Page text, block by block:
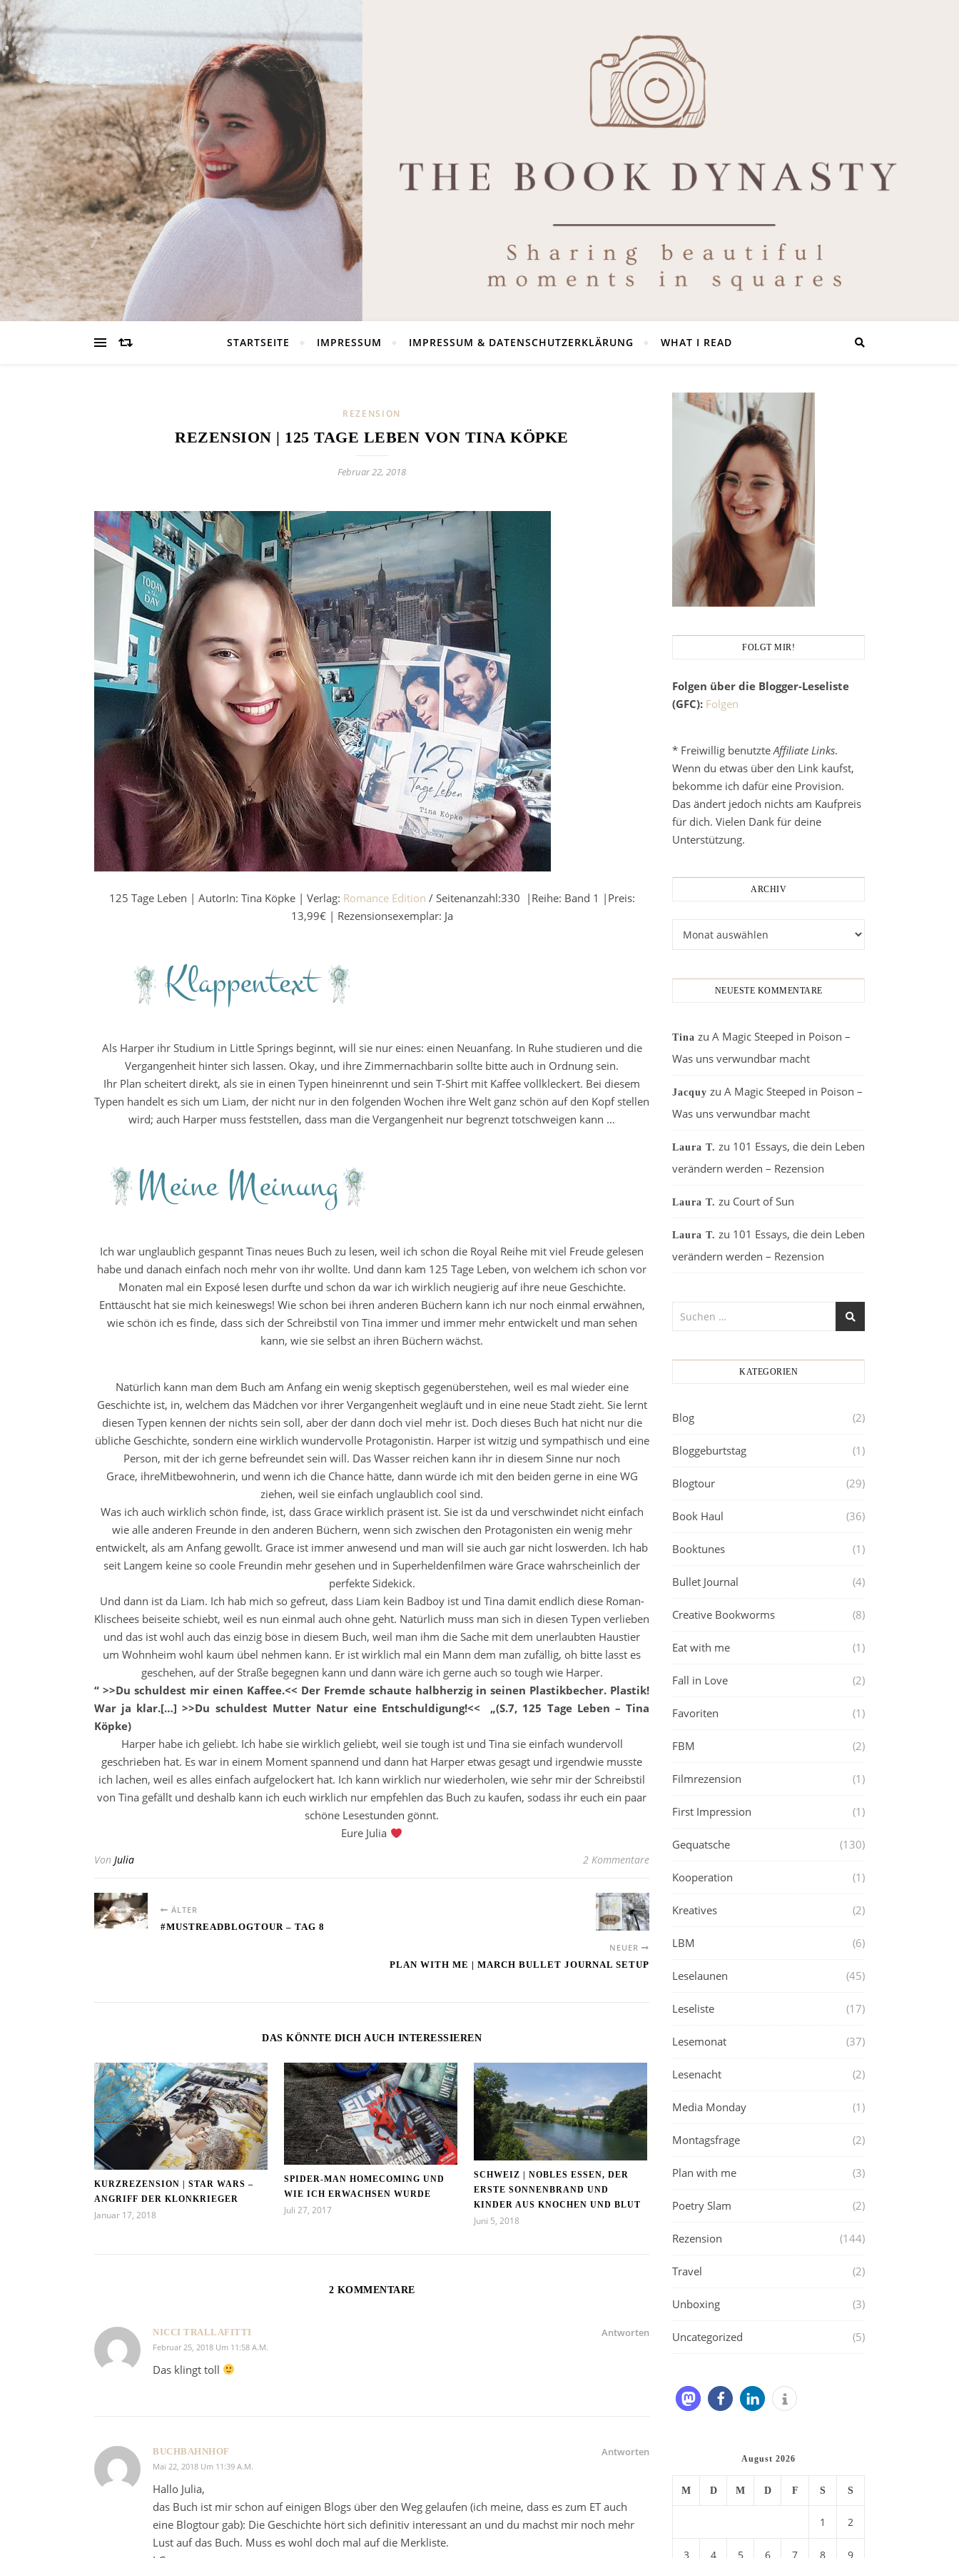
STARTSEITE IMPRESSUM IMPRESSUM & DATENSCHUTZERKLÄRUNG WHAT I READ
REZENSION
REZENSION | 125 TAGE LEBEN VON TINA KÖPKE
Februar 22, 2018
125 Tage Leben | AutorIn: Tina Köpke | Verlag: Romance Edition / Seitenanzahl:330 |Reihe: Band 1 |Preis:
13,99€ | Rezensionsexemplar: Ja
Als Harper ihr Studium in Little Springs beginnt, will sie nur eines: einen Neuanfang. In Ruhe studieren und die
Vergangenheit hinter sich lassen. Okay, und ihre Zimmernachbarin sollte bitte auch in Ordnung sein.
Ihr Plan scheitert direkt, als sie in einen Typen hineinrennt und sein T-Shirt mit Kaffee vollkleckert. Bei diesem
Typen handelt es sich um Liam, der nicht nur in den folgenden Wochen ihre Welt ganz schön auf den Kopf stellen
wird; auch Harper muss feststellen, dass man die Vergangenheit nur begrenzt totschweigen kann …
Ich war unglaublich gespannt Tinas neues Buch zu lesen, weil ich schon die Royal Reihe mit viel Freude gelesen
habe und danach einfach noch mehr von ihr wollte. Und dann kam 125 Tage Leben, von welchem ich schon vor
Monaten mal ein Exposé lesen durfte und schon da war ich wirklich neugierig auf ihre neue Geschichte.
Enttäuscht hat sie mich keineswegs! Wie schon bei ihren anderen Büchern kann ich nur noch einmal erwähnen,
wie schön ich es finde, dass sich der Schreibstil von Tina immer und immer mehr entwickelt und man sehen
kann, wie sie selbst an ihren Büchern wächst.
Natürlich kann man dem Buch am Anfang ein wenig skeptisch gegenüberstehen, weil es mal wieder eine
Geschichte ist, in, welchem das Mädchen vor ihrer Vergangenheit wegläuft und in eine neue Stadt zieht. Sie lernt
diesen Typen kennen der nichts sein soll, aber der dann doch viel mehr ist. Doch dieses Buch hat nicht nur die
übliche Geschichte, sondern eine wirklich wundervolle Protagonistin. Harper ist witzig und sympathisch und eine
Person, mit der ich gerne befreundet sein will. Das Wasser reichen kann ihr in diesem Sinne nur noch
Grace, ihreMitbewohnerin, und wenn ich die Chance hätte, dann würde ich mit den beiden gerne in eine WG
ziehen, weil sie einfach unglaublich cool sind.
Was ich auch wirklich schön finde, ist, dass Grace wirklich präsent ist. Sie ist da und verschwindet nicht einfach
wie alle anderen Freunde in den anderen Büchern, wenn sich zwischen den Protagonisten ein wenig mehr
entwickelt, als am Anfang gewollt. Grace ist immer anwesend und man will sie auch gar nicht loswerden. Ich hab
seit Langem keine so coole Freundin mehr gesehen und in Superheldenfilmen wäre Grace wahrscheinlich der
perfekte Sidekick.
Und dann ist da Liam. Ich hab mich so gefreut, dass Liam kein Badboy ist und Tina damit endlich diese Roman-
Klischees beiseite schiebt, weil es nun einmal auch ohne geht. Natürlich muss man sich in diesen Typen verlieben
und das ist wohl auch das einzig böse in diesem Buch, weil man ihm die Sache mit dem unerlaubten Haustier
um Wohnheim wohl kaum übel nehmen kann. Er ist wirklich mal ein Mann dem man zufällig, oh bitte lasst es
geschehen, auf der Straße begegnen kann und dann wäre ich gerne auch so tough wie Harper.
“ >>Du schuldest mir einen Kaffee.<< Der Fremde schaute halbherzig in seinen Plastikbecher. Plastik!
War ja klar.[…] >>Du schuldest Mutter Natur eine Entschuldigung!<< „(S.7, 125 Tage Leben – Tina
Köpke)
Harper habe ich geliebt. Ich habe sie wirklich geliebt, weil sie tough ist und Tina sie einfach wundervoll
geschrieben hat. Es war in einem Moment spannend und dann hat Harper etwas gesagt und irgendwie musste
ich lachen, weil es alles einfach aufgelockert hat. Ich kann wirklich nur wiederholen, wie sehr mir der Schreibstil
von Tina gefällt und deshalb kann ich euch wirklich nur empfehlen das Buch zu kaufen, sodass ihr euch ein paar
schöne Lesestunden gönnt.
Eure Julia
Von Julia 2 Kommentare
ÄLTER
#MUSTREADBLOGTOUR – TAG 8
NEUER
PLAN WITH ME | MARCH BULLET JOURNAL SETUP
DAS KÖNNTE DICH AUCH INTERESSIEREN
KURZREZENSION | STAR WARS –
ANGRIFF DER KLONKRIEGER
Januar 17, 2018
SPIDER-MAN HOMECOMING UND
WIE ICH ERWACHSEN WURDE
Juli 27, 2017
SCHWEIZ | NOBLES ESSEN, DER
ERSTE SONNENBRAND UND
KINDER AUS KNOCHEN UND BLUT
Juni 5, 2018
2 KOMMENTARE
NICCI TRALLAFITTI
Februar 25, 2018 Um 11:58 A.m.
Antworten
Das klingt toll
BUCHBAHNHOF
Mai 22, 2018 Um 11:39 A.m.
Antworten
Hallo Julia,
das Buch ist mir schon auf einigen Blogs über den Weg gelaufen (ich meine, dass es zum ET auch
eine Blogtour gab): Die Geschichte hört sich definitiv interessant an und du machst mir noch mehr
Lust auf das Buch. Muss es wohl doch mal auf die Merkliste.
FOLGT MIR!
Folgen über die Blogger-Leseliste
(GFC): Folgen
* Freiwillig benutzteAffiliate Links.
Wenn du etwas über den Link kaufst,
bekomme ich dafür eine Provision.
Das ändert jedoch nichts am Kaufpreis
für dich. Vielen Dank für deine
Unterstützung.
ARCHIV
NEUESTE KOMMENTARE
Tina zu A Magic Steeped in Poison –
Was uns verwundbar macht
Jacquy zu A Magic Steeped in Poison –
Was uns verwundbar macht
Laura T. zu 101 Essays, die dein Leben
verändern werden – Rezension
Laura T. zu Court of Sun
Laura T. zu 101 Essays, die dein Leben
verändern werden – Rezension
KATEGORIEN
Blog (2)
Bloggeburtstag (1)
Blogtour (29)
Book Haul (36)
Booktunes (1)
Bullet Journal (4)
Creative Bookworms (8)
Eat with me (1)
Fall in Love (2)
Favoriten (1)
FBM (2)
Filmrezension (1)
First Impression (1)
Gequatsche (130)
Kooperation (1)
Kreatives (2)
LBM (6)
Leselaunen (45)
Leseliste (17)
Lesemonat (37)
Lesenacht (2)
Media Monday (1)
Montagsfrage (2)
Plan with me (3)
Poetry Slam (2)
Rezension (144)
Travel (2)
Unboxing (3)
Uncategorized (5)
August 2026
M D M D F S S
1 2
3 4 5 6 7 8 9